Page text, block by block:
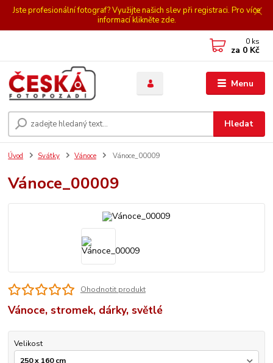
Jste profesionální fotograf? Využijte našich slev při registraci. Pro více
informací klikněte zde.
Menu
Hledat
0 ks
za 0 Kč
Úvod Svátky Vánoce Vánoce_00009
Vánoce_00009
Ohodnotit produkt
Vánoce, stromek, dárky, světlé
Velikost